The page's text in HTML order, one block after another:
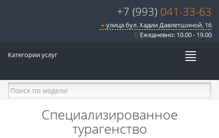
+7 (993) 041-33-63
улица бул. Хадии Давлетшиной, 16
Ежедневно: 10.00 - 19.00
Категории услуг
Специализированное
турагенство